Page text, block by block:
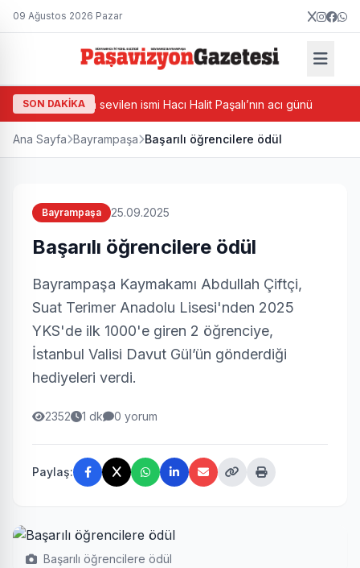
09 Ağustos 2026 Pazar
SON DAKİKAsevilen ismi Hacı Halit Paşalı’nın acı günü
Ana Sayfa Bayrampaşa Başarılı öğrencilere ödül
Bayrampaşa 25.09.2025
Başarılı öğrencilere ödül
Bayrampaşa Kaymakamı Abdullah Çiftçi,
Suat Terimer Anadolu Lisesi'nden 2025
YKS'de ilk 1000'e giren 2 öğrenciye,
İstanbul Valisi Davut Gül’ün gönderdiği
hediyeleri verdi.
2352 1 dk 0 yorum
Paylaş:
Başarılı öğrencilere ödül